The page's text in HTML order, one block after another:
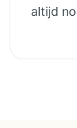
altijd